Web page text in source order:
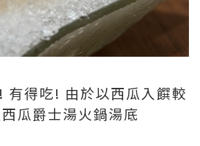
得吃! 由於以西瓜入饌較
瓜爵士湯火鍋湯底